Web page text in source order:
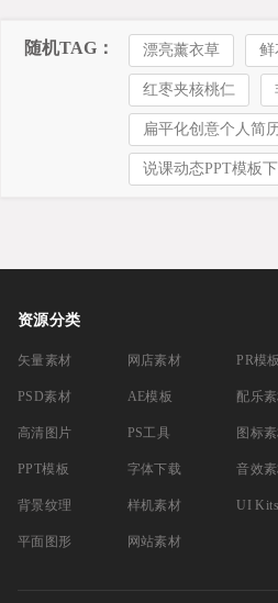
随机TAG： 漂亮薰衣草 鲜
红枣夹核桃仁
扁平化创意个人简
说课动态PPT模板
资源分类
矢量素材
PSD素材
高清图片
PPT模板
背景纹理
平面图形
网店素材
AE模板
PS工具
字体下载
样机素材
网站素材
PR模板
配乐
图标
音效
UI Kits